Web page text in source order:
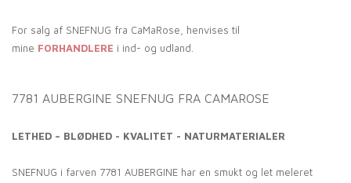
For salg af SNEFNUG fra CaMaRose, henvises til
mine FORHANDLERE i ind- og udland.
7781 AUBERGINE SNEFNUG FRA CAMAROSE
LETHED – BLØDHED - KVALITET - NATURMATERIALER
SNEFNUG i farven 7781 AUBERGINE har en smukt og let meleret